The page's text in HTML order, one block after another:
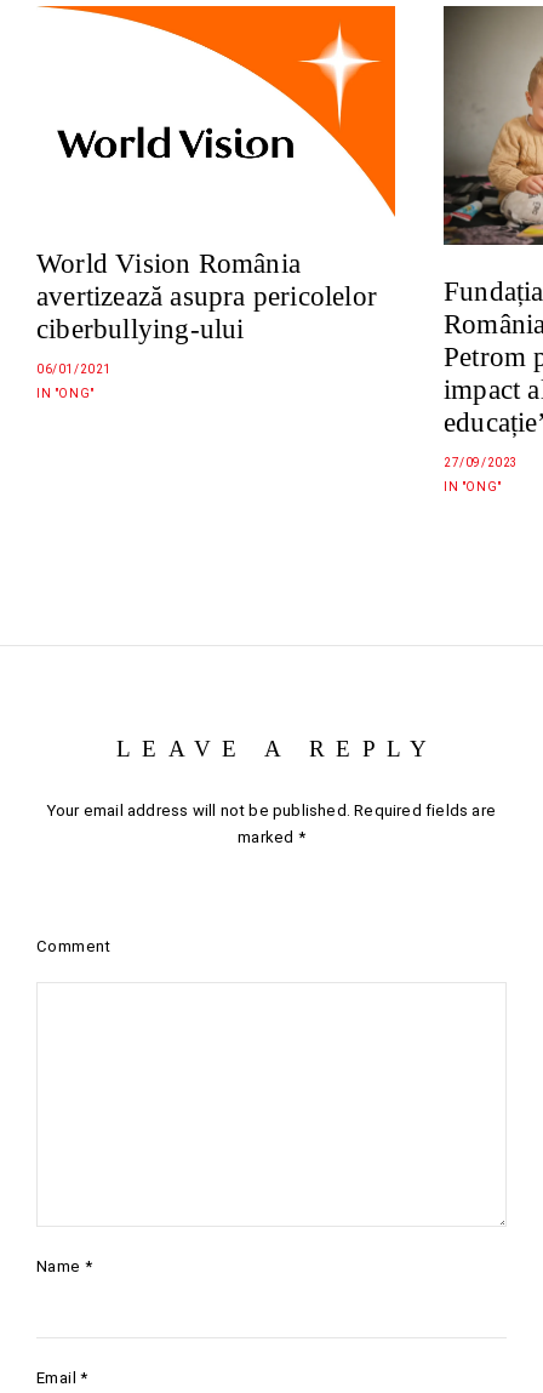
World Vision România
avertizează asupra pericolelor
ciberbullying-ului
06/01/2021
IN "ONG"
Petrom
impact
27/09/2023
IN "ONG"
LEAVE A REPLY
Your email address will not be published. Required fields are
marked *
Comment
Name *
Email*